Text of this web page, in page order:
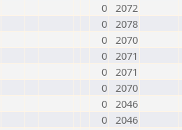
0 2072
0 2078
0 2070
0 2071
0 2071
0 2070
0 2046
0 2046